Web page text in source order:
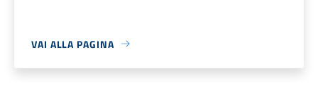
VAI ALLA PAGINA